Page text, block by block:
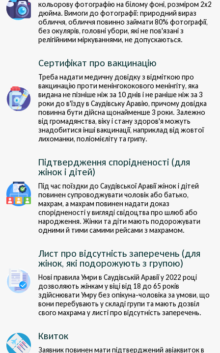
кольорову фотографію на білому фоні, розміром 2x2
дюйма. Вимоги до фотографії: природний вираз
обличчя, обличчя повинно займати 80% фотографії,
без окулярів, головні убори, які не пов'язані з
релігійними міркуваннями, не допускаються.
Сертифікат про вакцинацію
Треба надати медичну довідку з відміткою про
вакцинацію проти менінгококового менінгіту, яка
видана не пізніше ніж за 10 днів і не раніше ніж за 3
роки до в'їзду в Саудівську Аравію, причому довідка
повинна бути дійсна щонайменше 3 роки. Залежно
від громадянства, віку і стану здоров'я можуть
знадобитися інші вакцинації, наприклад від жовтої
лихоманки, поліомієліту та грипу.
Підтвердження спорідненості (для
жінок і дітей)
Під час поїздки до Саудівської Аравії жінок і дітей
повинен супроводжувати чоловік або батько,
махрам, а махрам повинен надати доказ
спорідненості у вигляді свідоцтва про шлюб або
народження. Жінки та діти мають подорожувати
одними й тими самими рейсами з махрамом.
Лист про відсутність заперечень (для
жінок, які подорожують з групою)
Нові правила Умри в Саудівській Аравії у 2022 році
дозволяють жінкам у віці від 18 до 65 років
здійснювати Умру без опікуна-чоловіка за умови, що
вони перебувають у складі групи та мають дозвіл
свого махрама у листі про відсутність заперечень.
Квиток
Заявник повинен мати підтверджений авіаквиток в